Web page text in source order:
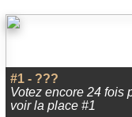
#1 - ???
Votez encore 24 fois
voir la place #1